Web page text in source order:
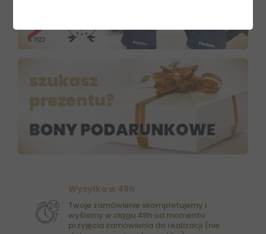
Wysyłka w 48h
Twoje zamówienie skompletujemy i
wyślemy w ciągu 48h od momentu
przyjęcia zamówienia do realizacji (nie